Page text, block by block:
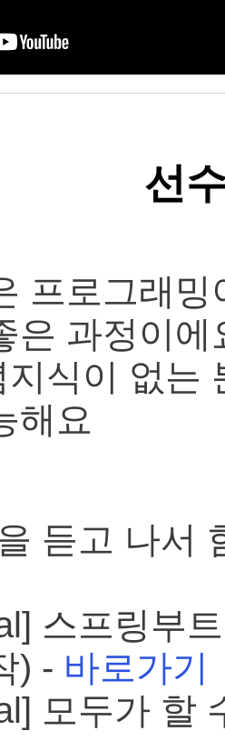
선
프로그래
은 과정이에
지식이 없는
해요
듣고 나서
스프링부
) - 바로가기
모두가 할